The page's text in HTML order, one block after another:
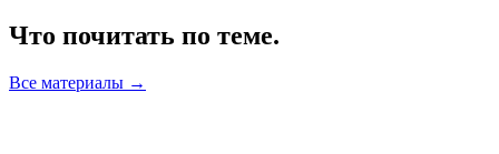
Что почитать по теме.
Все материалы →